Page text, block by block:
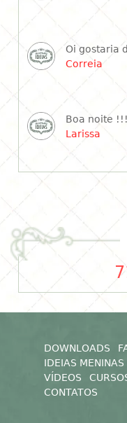
Oi gostaria
Correia
Boa noite
Larissa
DOWNLOADS
IDEIAS MENINAS
VÍDEOS
CONTATOS